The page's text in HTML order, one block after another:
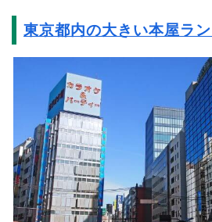
東京都内の大きい本屋ラ